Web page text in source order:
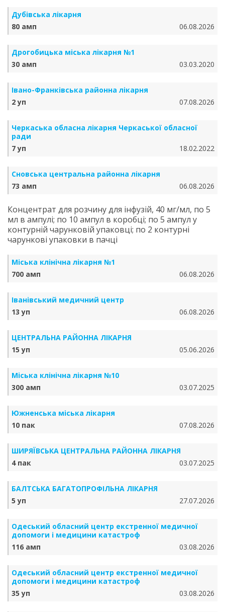
Дубівська лікарня
80 амп
06.08.2026
Дрогобицька міська лікарня №1
30 амп
03.03.2020
Івано-Франківська районна лікарня
2 уп
07.08.2026
Черкаська обласна лікарня Черкаської обласної
ради
7 уп
18.02.2022
Сновська центральна районна лікарня
73 амп
06.08.2026
Концентрат для розчину для інфузій, 40 мг/мл, по 5
мл в ампулі; по 10 ампул в коробці; по 5 ампул у
контурній чарунковій упаковці; по 2 контурні
чарункові упаковки в пачці
Міська клінічна лікарня №1
700 амп
06.08.2026
Іванівський медичний центр
13 уп
06.08.2026
ЦЕНТРАЛЬНА РАЙОННА ЛІКАРНЯ
15 уп
05.06.2026
Міська клінічна лікарня №10
300 амп
03.07.2025
Южненська міська лікарня
10 пак
07.08.2026
ШИРЯЇВСЬКА ЦЕНТРАЛЬНА РАЙОННА ЛІКАРНЯ
4 пак
03.07.2025
БАЛТСЬКА БАГАТОПРОФІЛЬНА ЛІКАРНЯ
5 уп
27.07.2026
Одеський обласний центр екстренної медичної
допомоги і медицини катастроф
116 амп
03.08.2026
Одеський обласний центр екстренної медичної
допомоги і медицини катастроф
35 уп
03.08.2026